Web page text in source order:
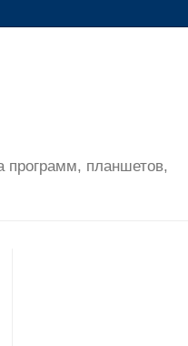
программ, планшетов,